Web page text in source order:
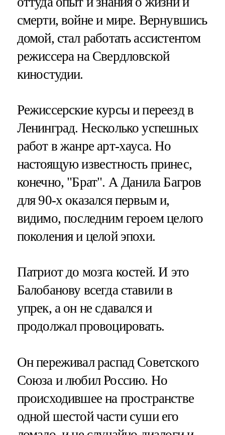
смерти, войне и мире. Вернувшись
домой, стал работать ассистентом
режиссера на Свердловской
киностудии.
Режиссерские курсы и переезд в
Ленинград. Несколько успешных
работ в жанре арт-хауса. Но
настоящую известность принес,
конечно, "Брат". А Данила Багров
для 90-х оказался первым и,
видимо, последним героем целого
поколения и целой эпохи.
Патриот до мозга костей. И это
Балобанову всегда ставили в
упрек, а он не сдавался и
продолжал провоцировать.
Он переживал распад Советского
Союза и любил Россию. Но
происходившее на пространстве
одной шестой части суши его